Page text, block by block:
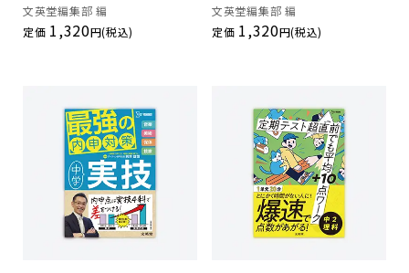
文英堂編集部 編
定価 1,320円(税込)
文英堂編集部 編
定価 1,320円(税込)